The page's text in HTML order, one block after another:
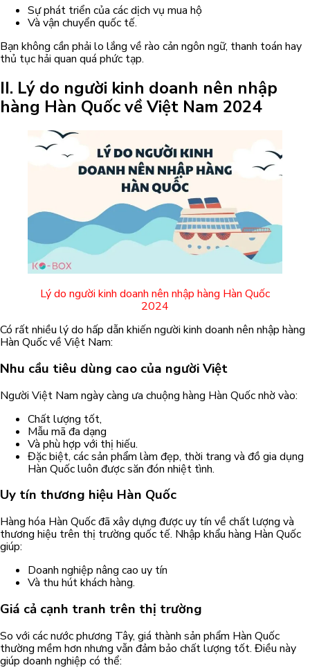
Sự phát triển của các dịch vụ mua hộ
Và vận chuyển quốc tế.
Bạn không cần phải lo lắng về rào cản ngôn ngữ, thanh toán hay
thủ tục hải quan quá phức tạp.
II. Lý do người kinh doanh nên nhập
hàng Hàn Quốc về Việt Nam 2024
Lý do người kinh doanh nên nhập hàng Hàn Quốc
2024
Có rất nhiều lý do hấp dẫn khiến người kinh doanh nên nhập hàng
Hàn Quốc về Việt Nam:
Nhu cầu tiêu dùng cao của người Việt
Người Việt Nam ngày càng ưa chuộng hàng Hàn Quốc nhờ vào:
Chất lượng tốt,
Mẫu mã đa dạng
Và phù hợp với thị hiếu.
Đặc biệt, các sản phẩm làm đẹp, thời trang và đồ gia dụng
Hàn Quốc luôn được săn đón nhiệt tình.
Uy tín thương hiệu Hàn Quốc
Hàng hóa Hàn Quốc đã xây dựng được uy tín về chất lượng và
thương hiệu trên thị trường quốc tế. Nhập khẩu hàng Hàn Quốc
giúp:
Doanh nghiệp nâng cao uy tín
Và thu hút khách hàng.
Giá cả cạnh tranh trên thị trường
So với các nước phương Tây, giá thành sản phẩm Hàn Quốc
thường mềm hơn nhưng vẫn đảm bảo chất lượng tốt. Điều này
giúp doanh nghiệp có thể: